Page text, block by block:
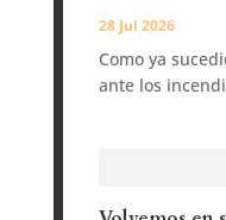
28 Jul 2026
Como ya
ante los